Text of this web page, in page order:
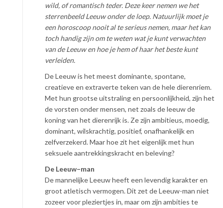
wild, of romantisch teder. Deze keer nemen we het
sterrenbeeld Leeuw onder de loep. Natuurlijk moet je
een horoscoop nooit al te serieus nemen, maar het kan
toch handig zijn om te weten wat je kunt verwachten
van de Leeuw en hoe je hem of haar het beste kunt
verleiden.
De Leeuw is het meest dominante, spontane,
creatieve en extraverte teken van de hele dierenriem.
Met hun grootse uitstraling en persoonlijkheid, zijn het
de vorsten onder mensen, net zoals de leeuw de
koning van het dierenrijk is. Ze zijn ambitieus, moedig,
dominant, wilskrachtig, positief, onafhankelijk en
zelfverzekerd. Maar hoe zit het eigenlijk met hun
seksuele aantrekkingskracht en beleving?
De Leeuw–man
De mannelijke Leeuw heeft een levendig karakter en
groot atletisch vermogen. Dit zet de Leeuw-man niet
zozeer voor pleziertjes in, maar om zijn ambities te